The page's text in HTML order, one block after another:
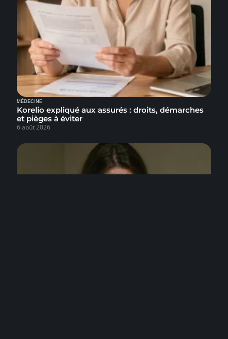
MÉDECINE
Korelio expliqué aux assurés : droits, démarches
et pièges à éviter
6 août 2026